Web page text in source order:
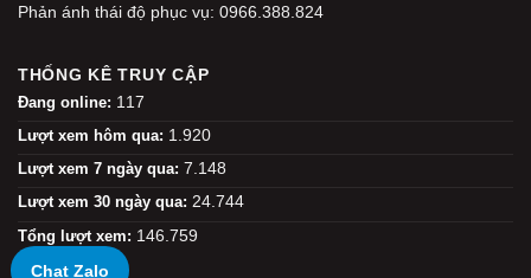
Phản ánh thái độ phục vụ: 0966.388.824
THỐNG KÊ TRUY CẬP
Đang online: 117
Lượt xem hôm qua: 1.920
Lượt xem 7 ngày qua: 7.148
Lượt xem 30 ngày qua: 24.744
Tổng lượt xem: 146.759
Chat Zalo